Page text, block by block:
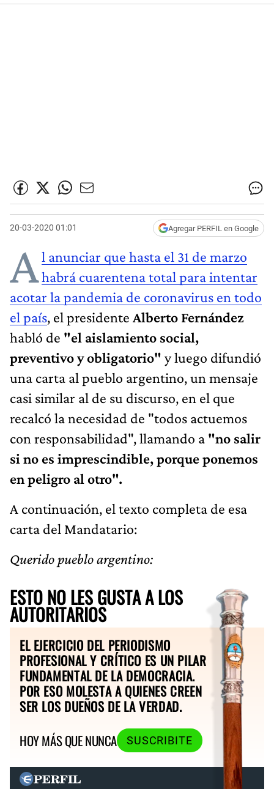
20-03-2020 01:01 Agregar PERFIL en Google
Al anunciar que hasta el 31 de marzo
habrá cuarentena total para intentar
acotar la pandemia de coronavirus en todo
el país, el presidente Alberto Fernández
habló de "el aislamiento social,
preventivo y obligatorio" y luego difundió
una carta al pueblo argentino, un mensaje
casi similar al de su discurso, en el que
recalcó la necesidad de "todos actuemos
con responsabilidad", llamando a "no salir
si no es imprescindible, porque ponemos
en peligro al otro".
A continuación, el texto completa de esa
carta del Mandatario:
Querido pueblo argentino:
ESTO NO LES GUSTA A LOS
AUTORITARIOS
EL EJERCICIO DEL PERIODISMO
PROFESIONAL Y CRÍTICO ES UN PILAR
FUNDAMENTAL DE LA DEMOCRACIA.
POR ESO MOLESTA A QUIENES CREEN
SER LOS DUEÑOS DE LA VERDAD.
HOY MÁS QUE NUNCA
SUSCRIBITE